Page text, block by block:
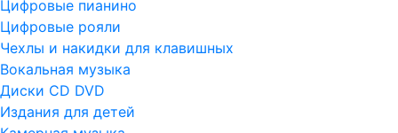
Цифровые пианино
Цифровые рояли
Чехлы и накидки для клавишных
Вокальная музыка
Диски CD DVD
Издания для детей